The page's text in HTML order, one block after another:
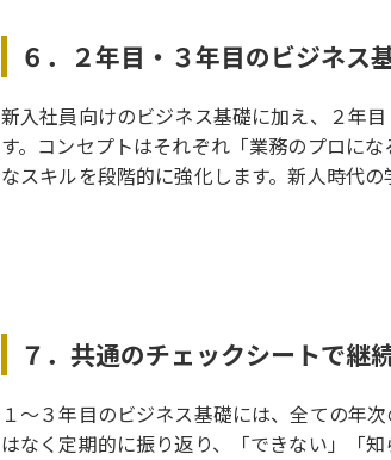
６．２年目・３年目のビジネス
新入社員向けのビジネス基礎に加え、２年
す。コンセプトはそれぞれ「業務のプロに
なスキルを段階的に強化します。新人時代
７．共通のチェックシートで継
１～３年目のビジネス基礎には、全ての年
はなく定期的に振り返り、「できない」「